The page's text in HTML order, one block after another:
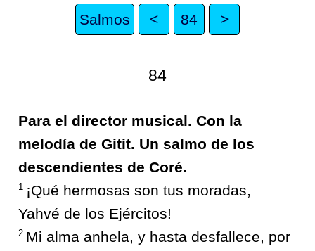
Salmos < 84 >
84
Para el director musical. Con la
melodía de Gitit. Un salmo de los
descendientes de Coré.
1 ¡Qué hermosas son tus moradas,
Yahvé de los Ejércitos!
2 Mi alma anhela, y hasta desfallece, por